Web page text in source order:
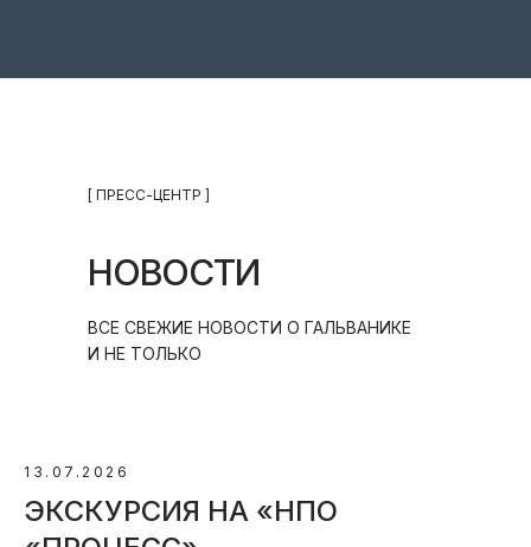
[ ПРЕСС-ЦЕНТР ]
НОВОСТИ
ВСЕ СВЕЖИЕ НОВОСТИ О ГАЛЬВАНИКЕ
И НЕ ТОЛЬКО
13.07.2026
ЭКСКУРСИЯ НА «НПО